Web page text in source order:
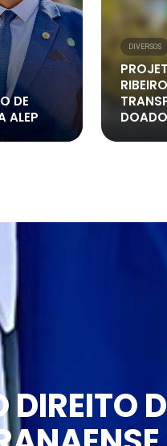
DE
ALEP
DIVERSOS
DIREITO